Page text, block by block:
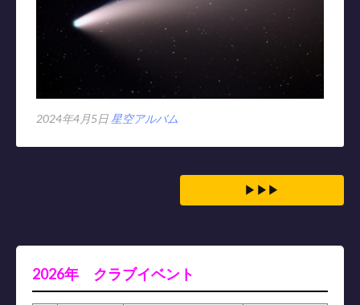
2024年4月5日 星空アルバム
▶▶▶
2026年 クラブイベント